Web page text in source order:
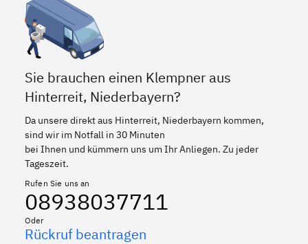
Sie brauchen einen Klempner aus
Hinterreit, Niederbayern?
Da unsere direkt aus Hinterreit, Niederbayern kommen,
sind wir im Notfall in 30 Minuten
bei Ihnen und kümmern uns um Ihr Anliegen. Zu jeder
Tageszeit.
Rufen Sie uns an
08938037711
Oder
Rückruf beantragen